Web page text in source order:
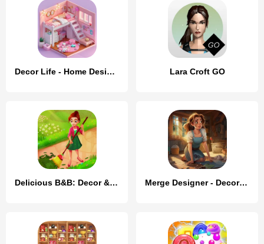
Decor Life - Home Design Game Lara Croft GO
Delicious B&B: Decor & Match 3 Merge Designer - Decor & Story